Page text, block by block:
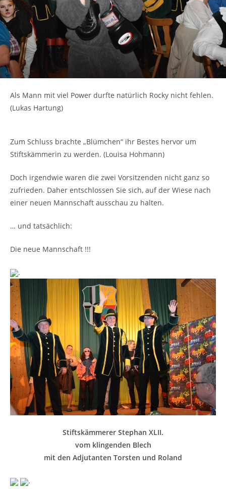
Als Mann mit viel Power durfte natürlich Rocky nicht fehlen.
(Lukas Hartung)
Zum Schluss brachte „Blümchen“ ihr Bestes hervor um
Stiftskämmerin zu werden. (Louisa Hohmann)
Doch irgendwie waren die zwei Vorsitzenden nicht ganz so
zufrieden. Daher entschlossen Sie sich, auf der Wiese nach
einer neuen Mannschaft ausschau zu halten.
… und tatsächlich:
Die neue Mannschaft !!!
.
Stiftskämmerer Stephan XLII.
vom klingenden Blech
mit den Adjutanten Torsten und Roland
.